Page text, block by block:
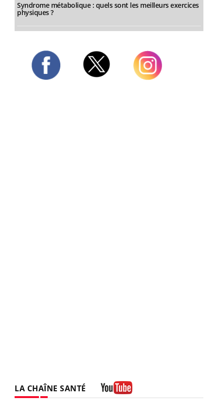
Syndrome métabolique : quels sont les meilleurs exercices
physiques ?
LA CHAÎNE SANTÉ